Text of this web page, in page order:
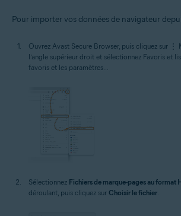
Pour importer vos données de navigateur
Ouvrez Avast Secure Browser, puis cliquez sur ⋮
l’angle supérieur droit et sélectionnez Favoris et
favoris et les paramètres...
Sélectionnez Fichiers de marque-pages au format
déroulant, puis cliquez sur Choisir le fichier.